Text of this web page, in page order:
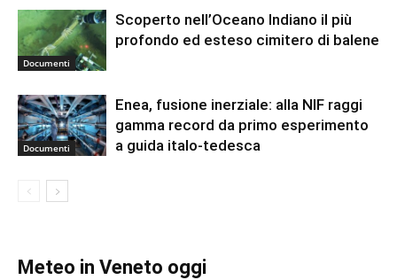
Documenti
Scoperto nell’Oceano Indiano il più
profondo ed esteso cimitero di balene
Documenti
Enea, fusione inerziale: alla NIF raggi
gamma record da primo esperimento
a guida italo-tedesca
Meteo in Veneto oggi